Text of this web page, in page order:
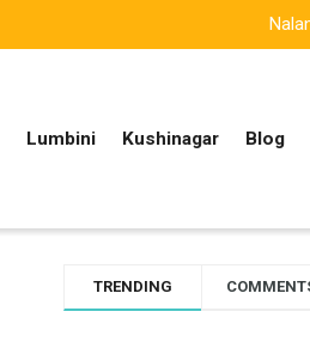
Lumbini Kushinagar Blog
TRENDING